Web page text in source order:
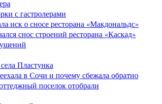
с гастролерами
иск о сносе ресторана «Макдональдс»
снос строений ресторана «Каскад»
Пластунка
в Сочи и почему сбежала обратно
поселок отобрали